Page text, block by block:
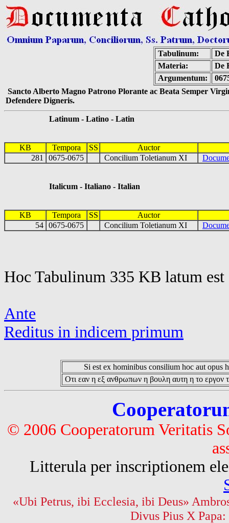
Tabulinum:
De
Materia:
De
Argumentum:
Sancto Alberto Magno Patrono Plorante ac Beata Semper
Defendere Digneris.
Latinum - Latino - Latin
KB Tempora SS
Auctor
281
0675-0675 Concilium Toletianum XI
Italicum - Italiano - Italian
KB Tempora SS
Auctor
54 0675-0675 Concilium Toletianum XI
Hoc Tabulinum 335 KB latum
Ante
Reditus in indicem primum
Si est ex hominibus consilium hoc aut opus
Οτι εαν η εξ ανθρωπων η βουλη αυτη η το εργον
© 2006 Cooperatorum Veritatis
Litterula per inscriptionem
«Ubi Petrus, ibi Ecclesia, ibi Deus»
Divus Pius X Papa: